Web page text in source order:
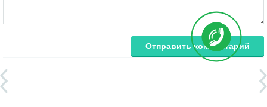
Отправить комментарий